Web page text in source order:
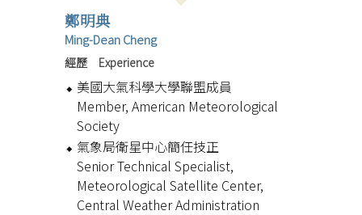
鄭明典
Ming-Dean Cheng
經歷 Experience
美國大氣科學大學聯盟成員
Member, American Meteorological
Society
氣象局衛星中心簡任技正
Senior Technical Specialist,
Meteorological Satellite Center,
Central Weather Administration